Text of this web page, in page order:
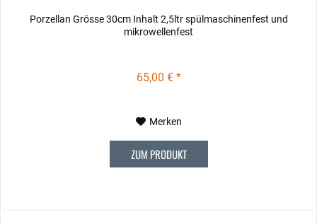
Porzellan Grösse 30cm Inhalt 2,5ltr spülmaschinenfest und
mikrowellenfest
65,00 € *
Merken
ZUM PRODUKT